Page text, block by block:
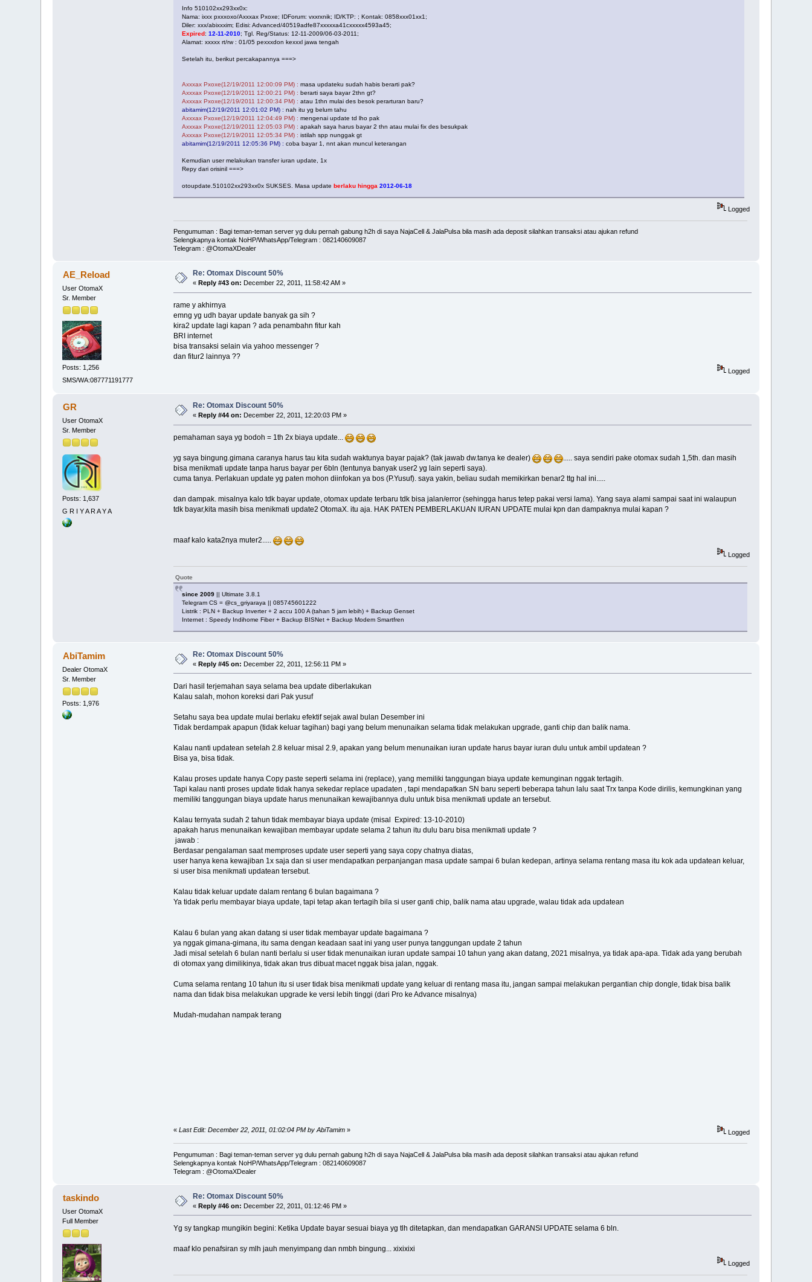
Info 510102xx293xx0x:
Nama: ixxx pxxxoxo/Axxxax Pxoxe; IDForum: vxxrxnik; ID/KTP: ; Kontak: 0858xxx01xx1;
Diler: xxx/abixxxim; Edisi: Advanced/40519adfe87xxxxxa41cxxxxx4593a45;
Expired: 12-11-2010; Tgl. Reg/Status: 12-11-2009/06-03-2011;
Alamat: xxxxx rt/rw : 01/05 pexxxdon kexxxl jawa tengah
Setelah itu, berikut percakapannya ===>
Axxxax Pxoxe(12/19/2011 12:00:09 PM) : masa updateku sudah habis berarti pak?
Axxxax Pxoxe(12/19/2011 12:00:21 PM) : berarti saya bayar 2thn gt?
Axxxax Pxoxe(12/19/2011 12:00:34 PM) : atau 1thn mulai des besok perarturan baru?
abitamim(12/19/2011 12:01:02 PM) : nah itu yg belum tahu
Axxxax Pxoxe(12/19/2011 12:04:49 PM) : mengenai update td lho pak
Axxxax Pxoxe(12/19/2011 12:05:03 PM) : apakah saya harus bayar 2 thn atau mulai fix des besukpak
Axxxax Pxoxe(12/19/2011 12:05:34 PM) : istilah spp nunggak gt
abitamim(12/19/2011 12:05:36 PM) : coba bayar 1, nnt akan muncul keterangan
Kemudian user melakukan transfer iuran update, 1x
Repy dari orisinil ===>
otoupdate.510102xx293xx0x SUKSES. Masa update berlaku hingga 2012-06-18
Logged
Pengumuman : Bagi teman-teman server yg dulu pernah gabung h2h di saya NajaCell & JalaPulsa bila masih ada deposit silahkan transaksi atau ajukan refund
Selengkapnya kontak NoHP/WhatsApp/Telegram : 082140609087
Telegram : @OtomaXDealer
AE_Reload
User OtomaX
Sr. Member
Posts: 1,256
SMS/WA:087771191777
Re: Otomax Discount 50%
«Reply #43 on: December 22, 2011, 11:58:42 AM »
rame y akhirnya
emng yg udh bayar update banyak ga sih ?
kira2 update lagi kapan ? ada penambahn fitur kah
BRI internet
bisa transaksi selain via yahoo messenger ?
dan fitur2 lainnya ??
Logged
GR
User OtomaX
Sr. Member
Posts: 1,637
G R I Y A R A Y A
Re: Otomax Discount 50%
« Reply #44 on: December 22, 2011, 12:20:03 PM »
pemahaman saya yg bodoh = 1th 2x biaya update...
yg saya bingung.gimana caranya harus tau kita sudah waktunya bayar pajak? (tak jawab dw.tanya ke dealer)
..... saya sendiri pake otomax sudah 1,5th. dan masih
bisa menikmati update tanpa harus bayar per 6bln (tentunya banyak user2 yg lain seperti saya).
cuma tanya. Perlakuan update yg paten mohon diinfokan ya bos (P.Yusuf). saya yakin, beliau sudah memikirkan benar2 ttg hal ini.....
dan dampak. misalnya kalo tdk bayar update, otomax update terbaru tdk bisa jalan/error (sehingga harus tetep pakai versi lama). Yang saya alami sampai saat ini walaupun
tdk bayar,kita masih bisa menikmati update2 OtomaX. itu aja. HAK PATEN PEMBERLAKUAN IURAN UPDATE mulai kpn dan dampaknya mulai kapan ?
maaf kalo kata2nya muter2.....
Logged
Quote
since 2009|| Ultimate 3.8.1
Telegram CS = @cs_griyaraya || 085745601222
Listrik : PLN + Backup Inverter + 2 accu 100 A (tahan 5 jam lebih) + Backup Genset
Internet : Speedy Indihome Fiber + Backup BISNet + Backup Modem Smartfren
AbiTamim
Dealer OtomaX
Sr. Member
Posts: 1,976
Re: Otomax Discount 50%
«Reply #45 on: December 22, 2011, 12:56:11 PM »
Dari hasil terjemahan saya selama bea update diberlakukan
Kalau salah, mohon koreksi dari Pak yusuf
Setahu saya bea update mulai berlaku efektif sejak awal bulan Desember ini
Tidak berdampak apapun (tidak keluar tagihan) bagi yang belum menunaikan selama tidak melakukan upgrade, ganti chip dan balik nama.
Kalau nanti updatean setelah 2.8 keluar misal 2.9, apakan yang belum menunaikan iuran update harus bayar iuran dulu untuk ambil updatean ?
Bisa ya, bisa tidak.
Kalau proses update hanya Copy paste seperti selama ini (replace), yang memiliki tanggungan biaya update kemunginan nggak tertagih.
Tapi kalau nanti proses update tidak hanya sekedar replace upadaten , tapi mendapatkan SN baru seperti beberapa tahun lalu saat Trx tanpa Kode dirilis, kemungkinan yang
memiliki tanggungan biaya update harus menunaikan kewajibannya dulu untuk bisa menikmati update an tersebut.
Kalau ternyata sudah 2 tahun tidak membayar biaya update (misal Expired: 13-10-2010)
apakah harus menunaikan kewajiban membayar update selama 2 tahun itu dulu baru bisa menikmati update ?
jawab :
Berdasar pengalaman saat memproses update user seperti yang saya copy chatnya diatas,
user hanya kena kewajiban 1x saja dan si user mendapatkan perpanjangan masa update sampai 6 bulan kedepan, artinya selama rentang masa itu kok ada updatean keluar,
si user bisa menikmati updatean tersebut.
Kalau tidak keluar update dalam rentang 6 bulan bagaimana ?
Ya tidak perlu membayar biaya update, tapi tetap akan tertagih bila si user ganti chip, balik nama atau upgrade, walau tidak ada updatean
Kalau 6 bulan yang akan datang si user tidak membayar update bagaimana ?
ya nggak gimana-gimana, itu sama dengan keadaan saat ini yang user punya tanggungan update 2 tahun
Jadi misal setelah 6 bulan nanti berlalu si user tidak menunaikan iuran update sampai 10 tahun yang akan datang, 2021 misalnya, ya tidak apa-apa. Tidak ada yang berubah
di otomax yang dimilikinya, tidak akan trus dibuat macet nggak bisa jalan, nggak.
Cuma selama rentang 10 tahun itu si user tidak bisa menikmati update yang keluar di rentang masa itu, jangan sampai melakukan pergantian chip dongle, tidak bisa balik
nama dan tidak bisa melakukan upgrade ke versi lebih tinggi (dari Pro ke Advance misalnya)
Mudah-mudahan nampak terang
« Last Edit: December 22, 2011, 01:02:04 PM by AbiTamim» Logged
Pengumuman : Bagi teman-teman server yg dulu pernah gabung h2h di saya NajaCell & JalaPulsa bila masih ada deposit silahkan transaksi atau ajukan refund
Selengkapnya kontak NoHP/WhatsApp/Telegram : 082140609087
Telegram : @OtomaXDealer
taskindo
User OtomaX
Full Member
Re: Otomax Discount 50%
«Reply #46 on: December 22, 2011, 01:12:46 PM »
Yg sy tangkap mungikin begini: Ketika Update bayar sesuai biaya yg tlh ditetapkan, dan mendapatkan GARANSI UPDATE selama 6 bln.
maaf klo penafsiran sy mlh jauh menyimpang dan nmbh bingung... xixixixi
Logged